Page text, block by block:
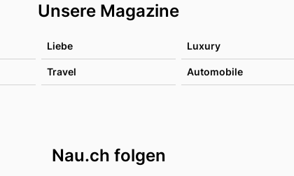
Unsere Magazine
Liebe Luxury
Travel Automobile
Nau.ch folgen